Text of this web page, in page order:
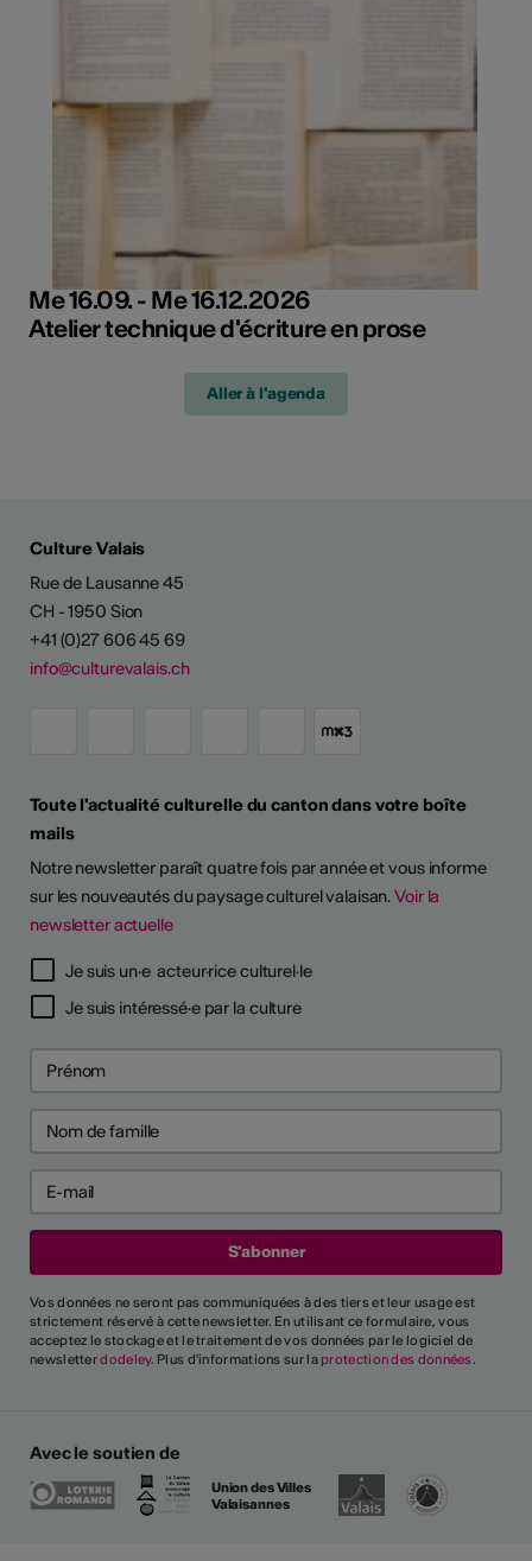
Me 16.09. - Me 16.12.2026
Atelier technique d'écriture en prose
Aller à l'agenda
Culture Valais
Rue de Lausanne 45
CH - 1950 Sion
+41 (0)27 606 45 69
info@culturevalais.ch
Toute l'actualité culturelle du canton dans votre boîte
mails
Notre newsletter paraît quatre fois par année et vous informe
sur les nouveautés du paysage culturel valaisan.Voir la
newsletter actuelle
Je suis un·e acteur·rice culturel·le
Je suis intéressé·e par la culture
Vos données ne seront pas communiquées à des tiers et leur usage est
strictement réservé à cette newsletter. En utilisant ce formulaire, vous
acceptez le stockage et le traitement de vos données par le logiciel de
newsletterdodeley. Plus d'informations sur la protection des données.
Avec le soutien de
Union des Villes
Valaisannes